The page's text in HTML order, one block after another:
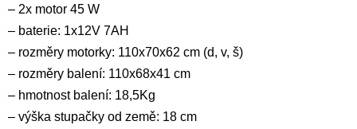
– 2x motor 45 W
– baterie: 1x12V 7AH
– rozměry motorky: 110x70x62 cm (d, v, š)
– rozměry balení: 110x68x41 cm
– hmotnost balení: 18,5Kg
– výška stupačky od země: 18 cm